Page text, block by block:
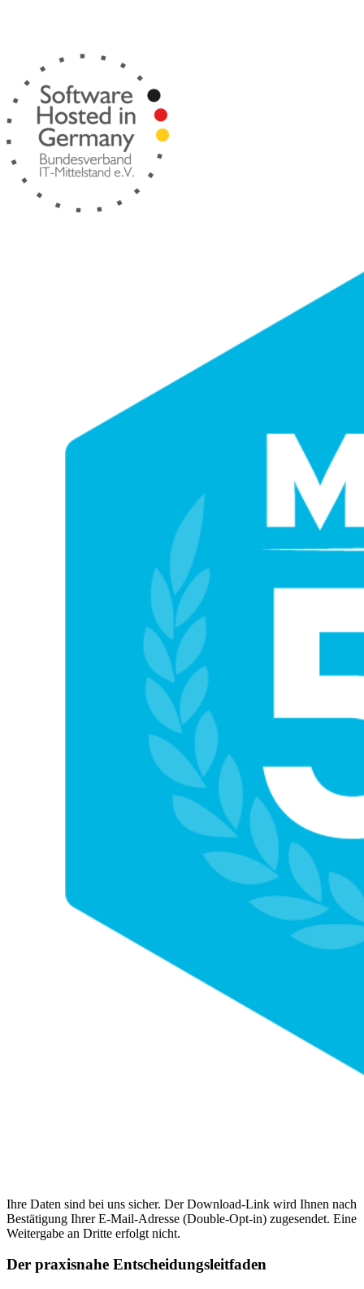
Ihre Daten sind bei uns sicher. Der Download-Link wird Ihnen nach
Bestätigung Ihrer E-Mail-Adresse (Double-Opt-in) zugesendet. Eine
Weitergabe an Dritte erfolgt nicht.
Der praxisnahe Entscheidungsleitfaden